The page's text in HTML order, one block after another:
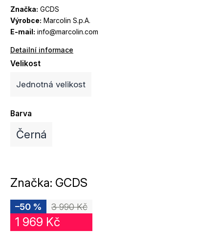
Značka: GCDS
Výrobce: Marcolin S.p.A.
E-mail: info@marcolin.com
Detailní informace
Velikost
Jednotná velikost
Barva
Černá
Značka: GCDS
3 990 Kč
–50 %
1 969 Kč